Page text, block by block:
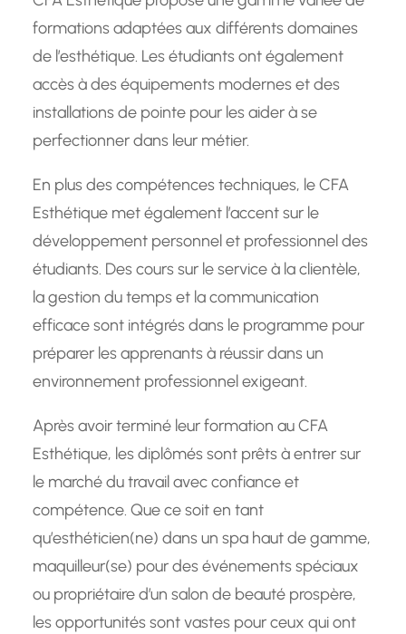
formations adaptées aux différents domaines
de l’esthétique. Les étudiants ont également
accès à des équipements modernes et des
installations de pointe pour les aider à se
perfectionner dans leur métier.
En plus des compétences techniques, le CFA
Esthétique met également l’accent sur le
développement personnel et professionnel des
étudiants. Des cours sur le service à la clientèle,
la gestion du temps et la communication
efficace sont intégrés dans le programme pour
préparer les apprenants à réussir dans un
environnement professionnel exigeant.
Après avoir terminé leur formation au CFA
Esthétique, les diplômés sont prêts à entrer sur
le marché du travail avec confiance et
compétence. Que ce soit en tant
qu’esthéticien(ne) dans un spa haut de gamme,
maquilleur(se) pour des événements spéciaux
ou propriétaire d’un salon de beauté prospère,
les opportunités sont vastes pour ceux qui ont